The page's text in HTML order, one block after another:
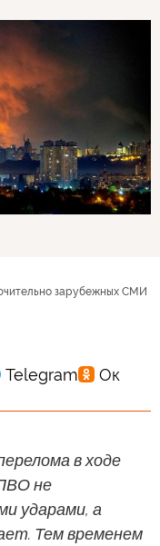
зарубежных СМИ
в ходе
не
ударами, а
Тем временем